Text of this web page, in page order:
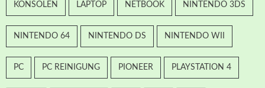
KONSOLEN LAPTOP NETBOOK NINTENDO 3DS
NINTENDO 64 NINTENDO DS NINTENDO WII
PC PC REINIGUNG PIONEER PLAYSTATION 4